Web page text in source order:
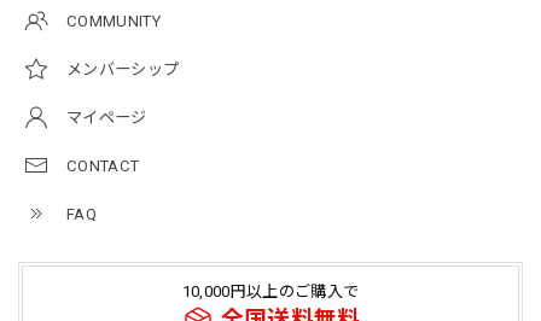
COMMUNITY
メンバーシップ
マイページ
CONTACT
FAQ
10,000円以上のご購入で